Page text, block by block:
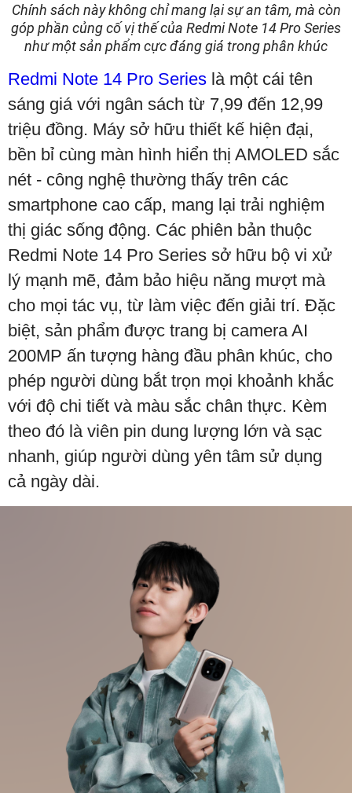
Chính sách này không chỉ mang lại sự an tâm, mà còn
góp phần củng cố vị thế của Redmi Note 14 Pro Series
như một sản phẩm cực đáng giá trong phân khúc
Redmi Note 14 Pro Series là một cái tên
sáng giá với ngân sách từ 7,99 đến 12,99
triệu đồng. Máy sở hữu thiết kế hiện đại,
bền bỉ cùng màn hình hiển thị AMOLED sắc
nét - công nghệ thường thấy trên các
smartphone cao cấp, mang lại trải nghiệm
thị giác sống động. Các phiên bản thuộc
Redmi Note 14 Pro Series sở hữu bộ vi xử
lý mạnh mẽ, đảm bảo hiệu năng mượt mà
cho mọi tác vụ, từ làm việc đến giải trí. Đặc
biệt, sản phẩm được trang bị camera AI
200MP ấn tượng hàng đầu phân khúc, cho
phép người dùng bắt trọn mọi khoảnh khắc
với độ chi tiết và màu sắc chân thực. Kèm
theo đó là viên pin dung lượng lớn và sạc
nhanh, giúp người dùng yên tâm sử dụng
cả ngày dài.